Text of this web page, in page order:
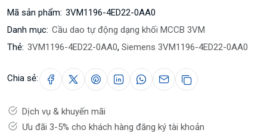
Mã sản phẩm: 3VM1196-4ED22-0AA0
Danh mục: Cầu dao tự động dạng khối MCCB 3VM
Thẻ: 3VM1196-4ED22-0AA0, Siemens 3VM1196-4ED22-0AA0
Chia sẻ:
Dịch vụ & khuyến mãi
Ưu đãi 3-5% cho khách hàng đăng ký tài khoản